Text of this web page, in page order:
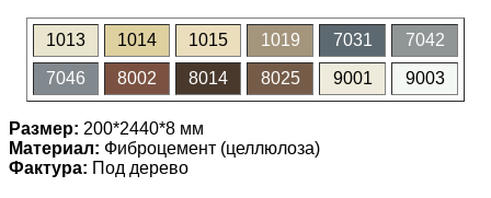
1013 1014 1015 1019 7031 7042
7046 8002 8014 8025 9001 9003
Размер: 200*2440*8 мм
Материал: Фиброцемент (целлюлоза)
Фактура: Под дерево